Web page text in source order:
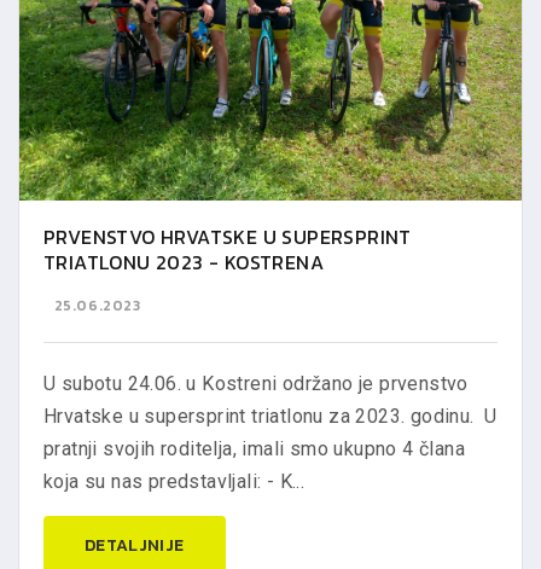
PRVENSTVO HRVATSKE U SUPERSPRINT
TRIATLONU 2023 - KOSTRENA
25.06.2023
U subotu 24.06. u Kostreni održano je prvenstvo
Hrvatske u supersprint triatlonu za 2023. godinu. U
pratnji svojih roditelja, imali smo ukupno 4 člana
koja su nas predstavljali: - K...
DETALJNIJE